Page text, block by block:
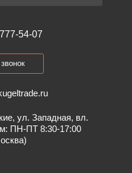
54-07
ул. Западная, вл.
ПН-ПТ 8:30-17:00